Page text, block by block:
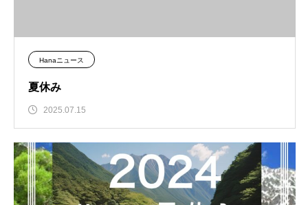
Hanaニュース
夏休み
2025.07.15